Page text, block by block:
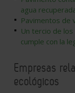
agua
Pavimentos de
Un tercio de
cumple con la
Empresas
ecológicos